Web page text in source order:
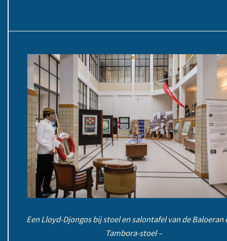
Een Lloyd-Djongos bij stoel en salontafel van de Baloeran
Tambora-stoel –